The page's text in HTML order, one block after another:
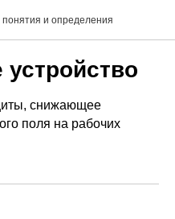
понятия и определения
снижающее
поля на рабочих